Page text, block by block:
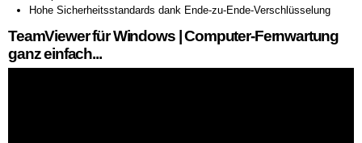
Hohe Sicherheitsstandards dank Ende-zu-Ende-Verschlüsselung
TeamViewer für Windows | Computer-Fernwartung
ganz einfach...